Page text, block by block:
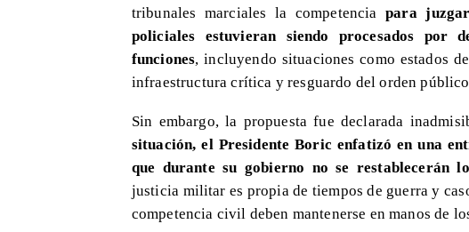
tribunales marciales la competencia para
policiales estuvieran siendo procesados por
funciones, incluyendo situaciones como estados
infraestructura crítica y resguardo del orden
Sin embargo, la propuesta fue declarada
situación, el Presidente Boric enfatizó en una
que durante su gobierno no se restablecerán
justicia militar es propia de tiempos de guerra y
competencia civil deben mantenerse en manos de